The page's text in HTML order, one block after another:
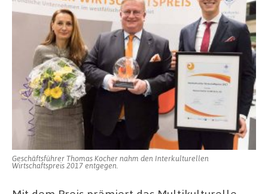
Geschäftsführer Thomas Kocher nahm den Interkulturellen
Wirtschaftspreis 2017 entgegen.